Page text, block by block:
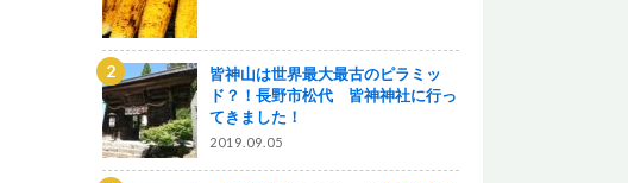
皆神山は世界最大最古のピラミッ
ド？！長野市松代 皆神神社に行っ
てきました！
2019.09.05